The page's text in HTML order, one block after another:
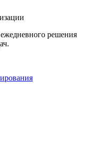
решения